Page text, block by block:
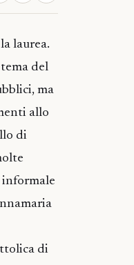
laurea.
del
ma
allo
di
informale
di